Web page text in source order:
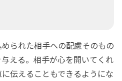
られた相手への配慮そのもの
える。相手が心を開いてくれ
伝えることもできるようにな